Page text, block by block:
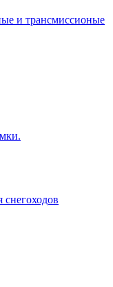
и трансмиссионые